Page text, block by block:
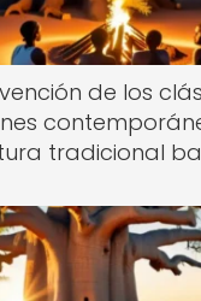
de los
tradicional